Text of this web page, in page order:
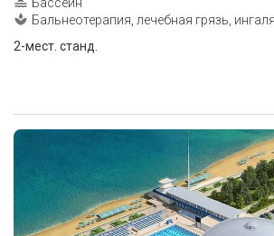
Бальнеотерапия, лечебная грязь,
2-мест. станд.